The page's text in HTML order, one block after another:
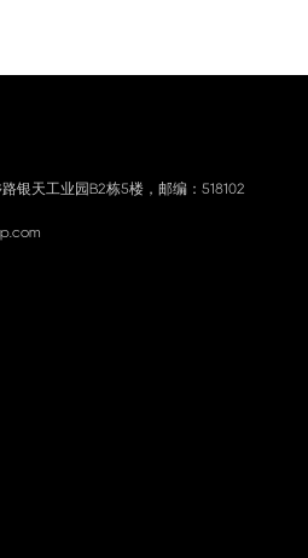
银天工业园B2栋5楼，邮编：518102